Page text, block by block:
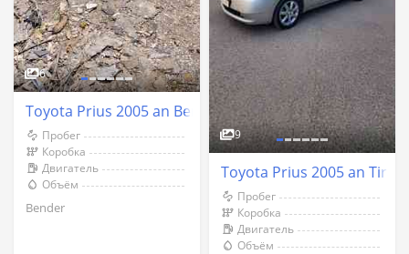
6
Toyota Prius 2005 an Bender
Пробег
Коробка
Двигатель
Объём
Bender
9
Toyota Prius 2005 an
Пробег
Коробка
Двигатель
Объём